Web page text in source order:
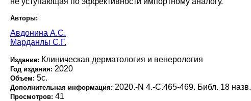
Авторы:
Авдонина А.С.
Марданлы С.Г.
Издание: Клиническая дерматология и венерология
Год издания: 2020
Объем: 5с.
Дополнительная информация: 2020.-N 4.-С.465-469. Библ. 18 назв.
Просмотров: 41